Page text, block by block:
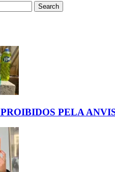
Search
PELA